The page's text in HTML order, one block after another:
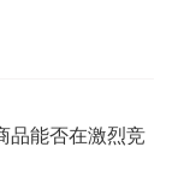
品能否在激烈竞